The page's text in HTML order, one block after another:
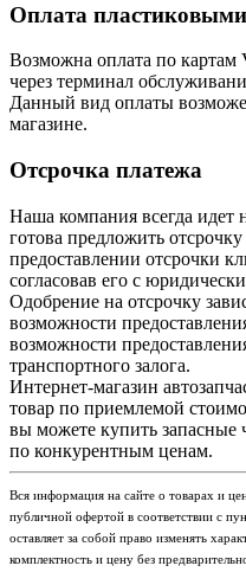
Оплата
Возможна оплата по картам
через терминал
Данный вид оплаты
магазине.
Отсрочка платежа
Наша компания всегда идет
готова предложить
предоставлении отсрочки
согласовав его с
Одобрение на отсрочку
возможности
возможности
транспортного залога.
Интернет-магазин
товар по приемлемой
вы можете купить запасные
по конкурентным ценам.
Вся информация на сайте о товарах и
публичной офертой в соответствии с
оставляет за собой право изменять
комплектность и цену без